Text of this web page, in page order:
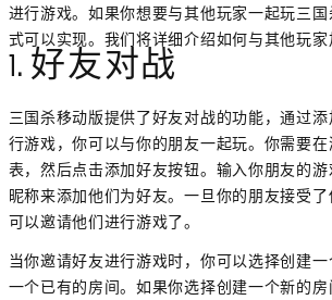
进行游戏。如果你想要与其他玩家一起玩三
式可以实现。我们将详细介绍如何与其他玩家
1. 好友对战
三国杀移动版提供了好友对战的功能，通过
行游戏，你可以与你的朋友一起玩。你需要
表，然后点击添加好友按钮。输入你朋友的
昵称来添加他们为好友。一旦你的朋友接受
可以邀请他们进行游戏了。
当你邀请好友进行游戏时，你可以选择创建
一个已有的房间。如果你选择创建一个新的